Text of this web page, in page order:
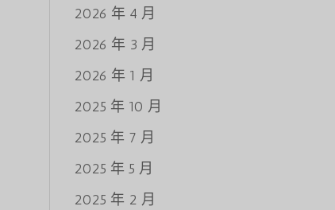
2026 年 4 月
2026 年 3 月
2026 年 1 月
2025 年 10 月
2025 年 7 月
2025 年 5 月
2025 年 2 月